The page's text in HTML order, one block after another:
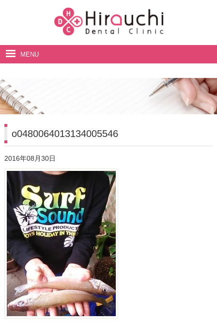
MENU
料金表
o0480064013134005546
2016年08月30日